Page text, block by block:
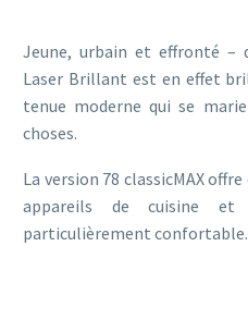
Jeune, urbain et effronté –
Laser Brillant est en effet
tenue moderne qui se
choses.
La version 78 classicMAX
appareils de cuisine
particulièrement confortable.